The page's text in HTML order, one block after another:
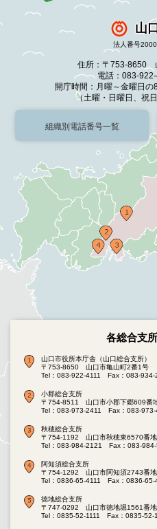
山
法人番号
住所：〒753-8650
電話：083-
開庁時間：月曜～金曜日
（土曜・日曜日、祝
組織別電話番号一覧
各総合支
山口市役所本庁舎（山口総合支所）
〒753-8650 山口市亀山町2番1号
Tel：083-922-4111
Fax：083-934-
小郡総合支所
〒754-8511 山口市小郡下郷609番
Tel：083-973-2411
Fax：083-973-
秋穂総合支所
〒754-1192 山口市秋穂東6570番地
Tel：083-984-2121
Fax：083-
阿知須総合支所
〒754-1292 山口市阿知須2743番地
Tel：0836-65-4111
Fax：0836-65-
徳地総合支所
〒747-0292 山口市徳地堀1561番地
Tel：0835-52-1111
Fax：0835-52-